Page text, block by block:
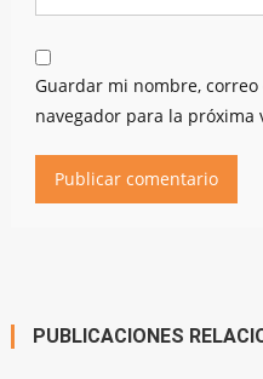
Guardar mi nombre,
navegador para la próxima
PUBLICACIONES